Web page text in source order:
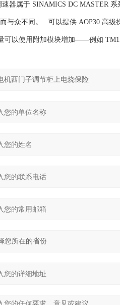
器属于 SINAMICS DC MASTER
与众不同。 可以提供 AOP30 高
可以使用附加模块增加——例如